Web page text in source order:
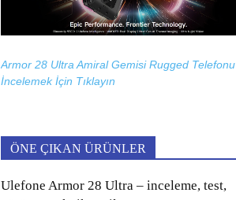
Armor 28 Ultra Amiral Gemisi Rugged Telefonu
İncelemek İçin Tıklayın
ÖNE ÇIKAN ÜRÜNLER
Ulefone Armor 28 Ultra – inceleme, test,